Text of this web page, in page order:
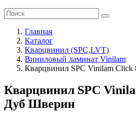
Главная
Каталог
Кварцвинил (SPC,LVT)
Виниловый ламинат Vinilam
Кварцвинил SPC Vinilam
Кварцвинил SPC
Дуб Шверин